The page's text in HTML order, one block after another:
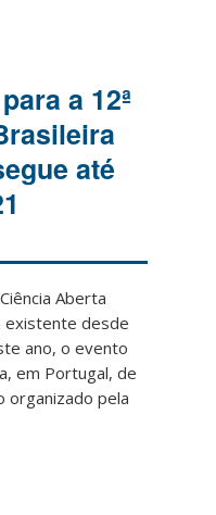
a 12ª
até
Aberta
existente desde
ano, o evento
em Portugal, de
organizado pela